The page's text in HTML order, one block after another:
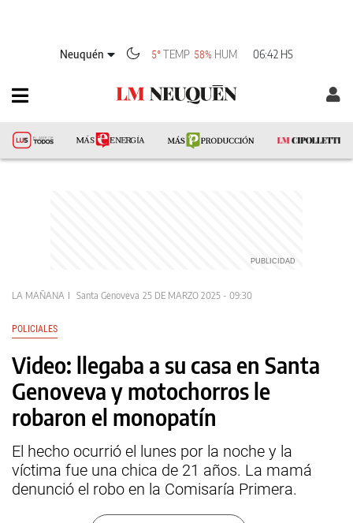
Neuquén 5° TEMP 58% HUM 06:42 HS
LA MAÑANA Santa Genoveva 25 DE MARZO 2025 - 09:30
POLICIALES
Video: llegaba a su casa en Santa
Genoveva y motochorros le
robaron el monopatín
El hecho ocurrió el lunes por la noche y la
víctima fue una chica de 21 años. La mamá
denunció el robo en la Comisaría Primera.